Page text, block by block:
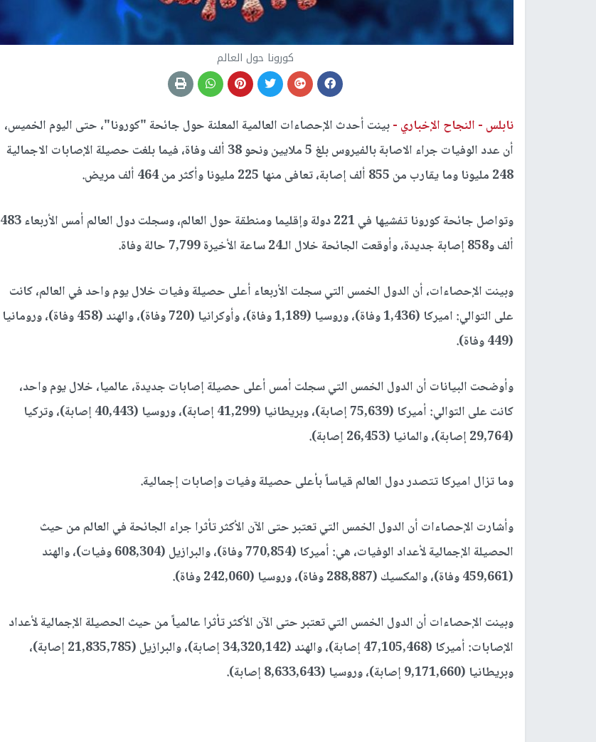
كورونا حول العالم
نابلس - النجاح الإخباري -بينت أحدث الإحصاءات العالمية المعلنة حول جائحة "كورونا"، حتى اليوم الخميس،
أن عدد الوفيات جراء الاصابة بالفيروس بلغ 5 ملايين ونحو 38 ألف وفاة، فيما بلغت حصيلة الإصابات الاجمالية
248 مليونا وما يقارب من 855 ألف إصابة، تعافى منها 225 مليونا وأكثر من 464 ألف مريض.
وتواصل جائحة كورونا تفشيها في 221 دولة وإقليما ومنطقة حول العالم، وسجلت دول العالم أمس الأربعاء 483
ألف و858 إصابة جديدة، وأوقعت الجائحة خلال الـ24 ساعة الأخيرة 7,799 حالة وفاة.
وبينت الإحصاءات، أن الدول الخمس التي سجلت الأربعاء أعلى حصيلة وفيات خلال يوم واحد في العالم، كانت
على التوالي: اميركا (1,436 وفاة)، وروسيا (1,189 وفاة)، وأوكرانيا (720 وفاة)، والهند (458 وفاة)، ورومانيا
(449 وفاة).
وأوضحت البيانات أن الدول الخمس التي سجلت أمس أعلى حصيلة إصابات جديدة، عالميا، خلال يوم واحد،
كانت على التوالي: أميركا (75,639 إصابة)، وبريطانيا (41,299 إصابة)، وروسيا (40,443 إصابة)، وتركيا
(29,764 إصابة)، والمانيا (26,453 إصابة).
وما تزال اميركا تتصدر دول العالم قياساً بأعلى حصيلة وفيات وإصابات إجمالية.
وأشارت الإحصاءات أن الدول الخمس التي تعتبر حتى الآن الأكثر تأثرا جراء الجائحة في العالم من حيث
الحصيلة الإجمالية لأعداد الوفيات، هي: أميركا (770,854 وفاة)، والبرازيل (608,304 وفيات)، والهند
(459,661 وفاة)، والمكسيك (288,887 وفاة)، وروسيا (242,060 وفاة).
وبينت الإحصاءات أن الدول الخمس التي تعتبر حتى الآن الأكثر تأثرا عالمياً من حيث الحصيلة الإجمالية لأعداد
الإصابات: أميركا (47,105,468 إصابة)، والهند (34,320,142 إصابة)، والبرازيل (21,835,785 إصابة)،
وبريطانيا (9,171,660 إصابة)، وروسيا (8,633,643 إصابة).